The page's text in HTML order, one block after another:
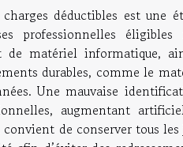
déductibles est une
professionnelles éligibles
de matériel informatique,
durables, comme le
Une mauvaise
augmentant
de conserver tous